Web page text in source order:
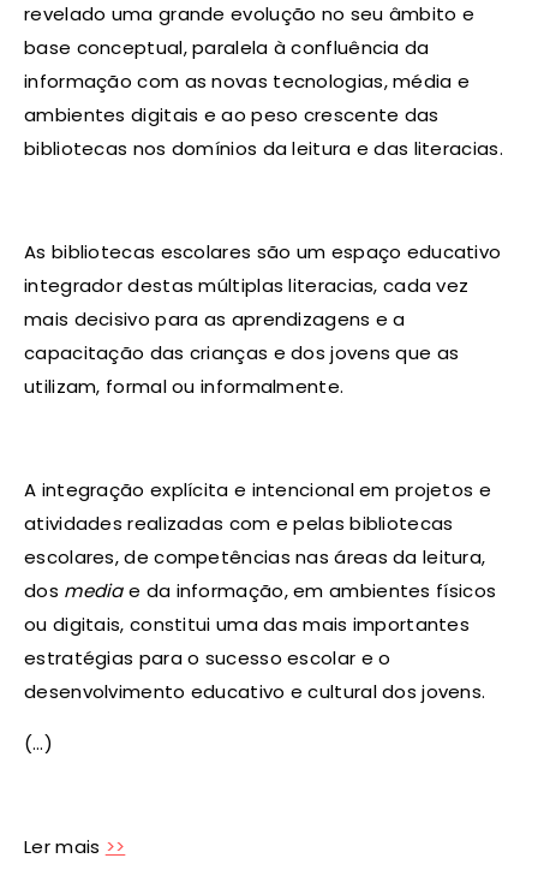
revelado uma grande evolução no seu âmbito e
base conceptual, paralela à confluência da
informação com as novas tecnologias, média e
ambientes digitais e ao peso crescente das
bibliotecas nos domínios da leitura e das literacias.
As bibliotecas escolares são um espaço educativo
integrador destas múltiplas literacias, cada vez
mais decisivo para as aprendizagens e a
capacitação das crianças e dos jovens que as
utilizam, formal ou informalmente.
A integração explícita e intencional em projetos e
atividades realizadas com e pelas bibliotecas
escolares, de competências nas áreas da leitura,
dos mediae da informação, em ambientes físicos
ou digitais, constitui uma das mais importantes
estratégias para o sucesso escolar e o
desenvolvimento educativo e cultural dos jovens.
(…)
Ler mais >>